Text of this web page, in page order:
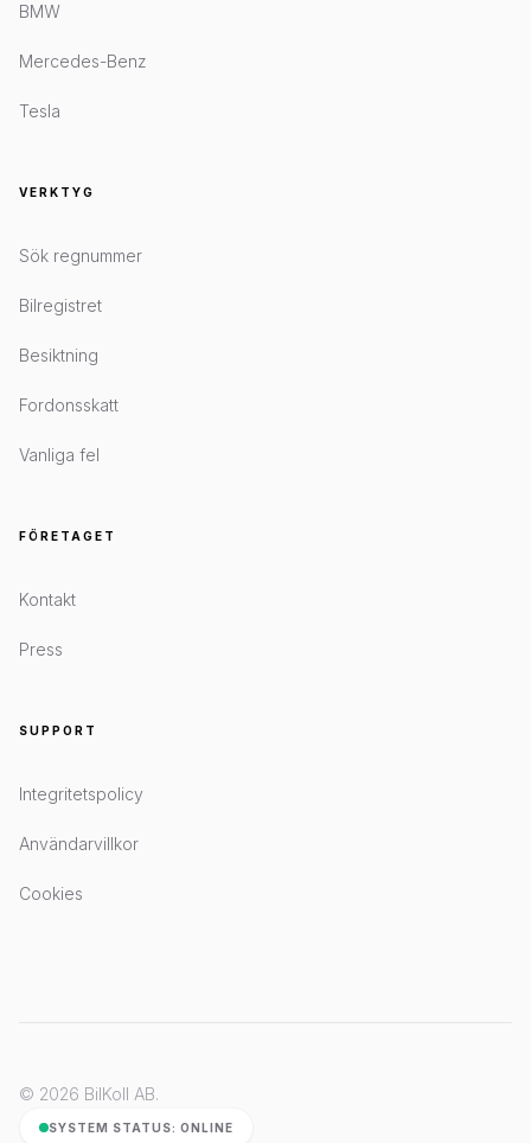
BMW
Mercedes-Benz
Tesla
VERKTYG
Sök regnummer
Bilregistret
Besiktning
Fordonsskatt
Vanliga fel
FÖRETAGET
Kontakt
Press
SUPPORT
Integritetspolicy
Användarvillkor
Cookies
© 2026 BilKoll AB.
SYSTEM STATUS: ONLINE